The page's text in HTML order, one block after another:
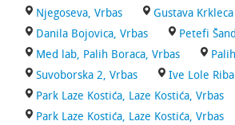
Njegoseva, Vrbas
Gustava
Danila Bojovica, Vrbas
Petefi
Med lab, Palih Boraca, Vrbas
Suvoborska 2, Vrbas
Ive Lole
Park Laze Kostića, Laze Kostića, Vrbas
Park Laze Kostića, Laze Kostića, Vrbas